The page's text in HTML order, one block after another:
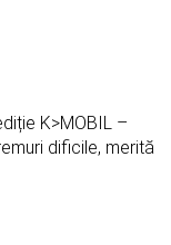
K>MOBIL –